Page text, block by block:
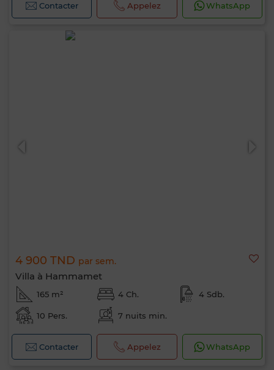
Contacter Appelez WhatsApp
4 900 TND par sem.
Villa à Hammamet
165 m² 4 Ch. 4 Sdb.
10 Pers. 7 nuits min.
Contacter Appelez WhatsApp